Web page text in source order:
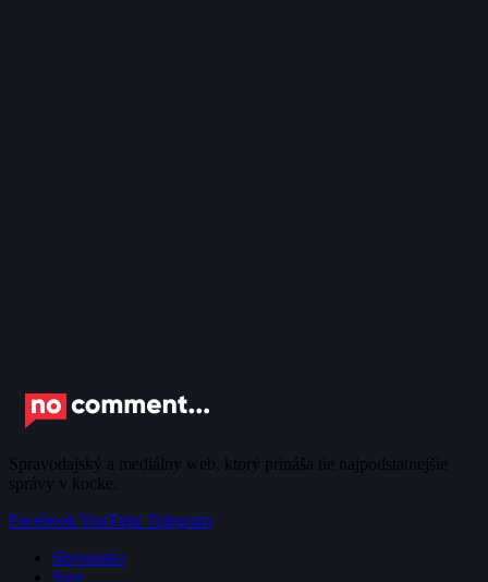
Spravodajský a mediálny web, ktorý prináša tie najpodstatnejšie
správy v kocke.
FacebookYouTube Telegram
Slovensko
Svet